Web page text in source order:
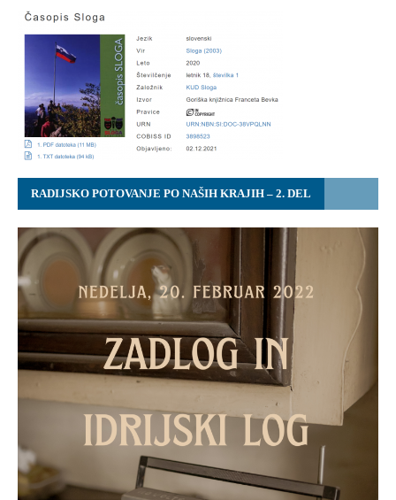
RADIJSKO POTOVANJE PO NAŠIH KRAJIH – 2. DEL